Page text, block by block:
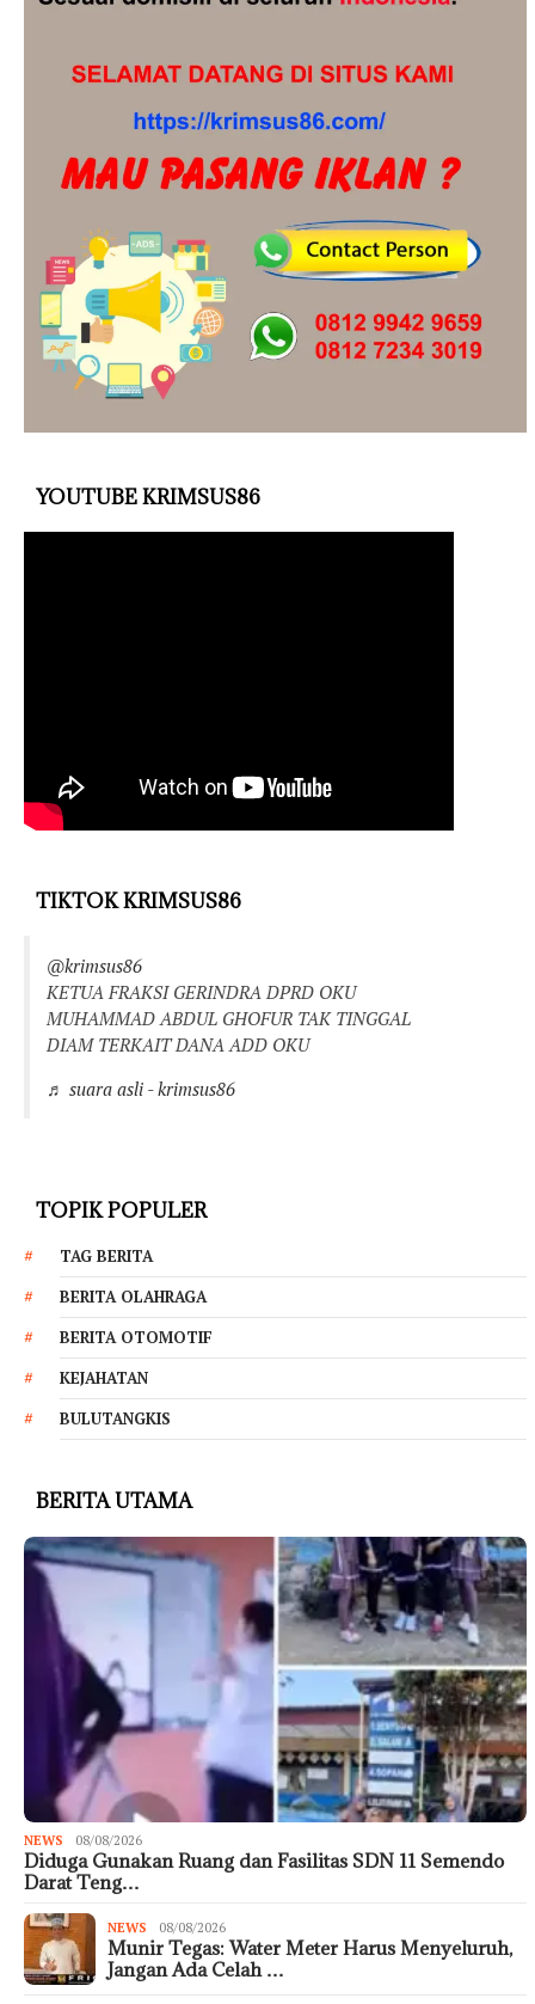
YOUTUBE KRIMSUS86
TIKTOK KRIMSUS86
@krimsus86
KETUA FRAKSI GERINDRA DPRD OKU
MUHAMMAD ABDUL GHOFUR TAK TINGGAL
DIAM TERKAIT DANA ADD OKU
♬ suara asli - krimsus86
TOPIK POPULER
TAG BERITA
BERITA OLAHRAGA
BERITA OTOMOTIF
KEJAHATAN
BULUTANGKIS
BERITA UTAMA
NEWS 08/08/2026
Diduga Gunakan Ruang dan Fasilitas SDN 11 Semendo
Darat Teng…
NEWS 08/08/2026
Munir Tegas: Water Meter Harus Menyeluruh,
Jangan Ada Celah …